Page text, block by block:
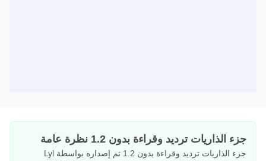
جزء الذاريات ترديد وقراءة بدون 1.2 نظرة عامة
جزء الذاريات ترديد وقراءة بدون 1.2 تم إصداره بواسطة Lyl